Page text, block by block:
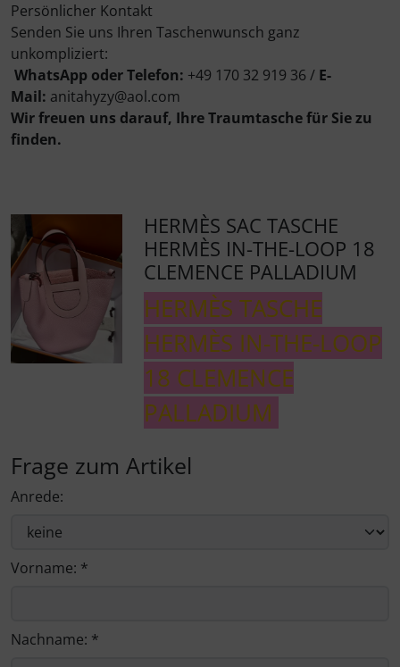
Persönlicher Kontakt
Senden Sie uns Ihren Taschenwunsch ganz
unkompliziert:
WhatsApp oder Telefon: +49 170 32 919 36 / E-
Mail: anitahyzy@aol.com
Wir freuen uns darauf, Ihre Traumtasche für Sie zu
finden.
HERMÈS SAC TASCHE
HERMÈS IN-THE-LOOP 18
CLEMENCE PALLADIUM
HERMÈS TASCHE
HERMÈS IN-THE-LOOP
18 CLEMENCE
PALLADIUM
Frage zum Artikel
Anrede:
Vorname: *
Nachname: *